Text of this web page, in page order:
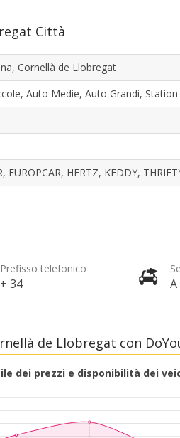
Città
Cornellà de Llobregat
Auto Medie, Auto Grandi,
EUROPCAR, HERTZ, KEDDY,
Prefisso telefonico
+ 34
de Llobregat con
dei prezzi e disponibilità dei
Accedi con eLink